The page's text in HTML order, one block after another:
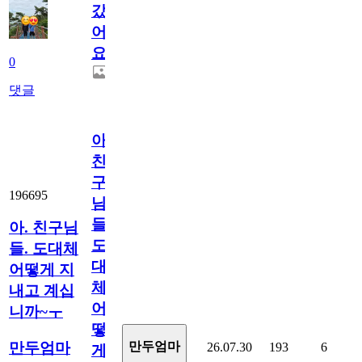
0
댓글
갔
어
요.
196695
아. 친구님
들. 도대체
어떻게 지
내고 계십
니까~ㅜ
만두엄마
아.
친
구
님
들.
도
대
체
어
떻
게
만두엄마 26.07.30 193 6